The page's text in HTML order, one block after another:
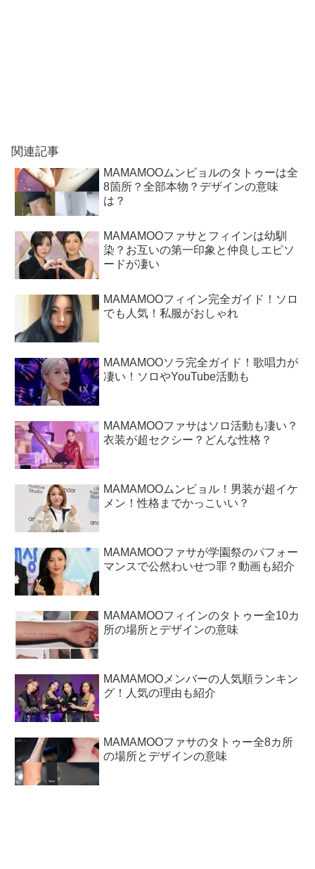
関連記事
MAMAMOOムンビョルのタトゥーは全
8箇所？全部本物？デザインの意味
は？
MAMAMOOファサとフィインは幼馴
染？お互いの第一印象と仲良しエピソ
ードが凄い
MAMAMOOフィイン完全ガイド！ソロ
でも人気！私服がおしゃれ
MAMAMOOソラ完全ガイド！歌唱力が
凄い！ソロやYouTube活動も
MAMAMOOファサはソロ活動も凄い？
衣装が超セクシー？どんな性格？
MAMAMOOムンビョル！男装が超イケ
メン！性格までかっこいい？
MAMAMOOファサが学園祭のパフォー
マンスで公然わいせつ罪？動画も紹介
MAMAMOOフィインのタトゥー全10カ
所の場所とデザインの意味
MAMAMOOメンバーの人気順ランキン
グ！人気の理由も紹介
MAMAMOOファサのタトゥー全8カ所
の場所とデザインの意味